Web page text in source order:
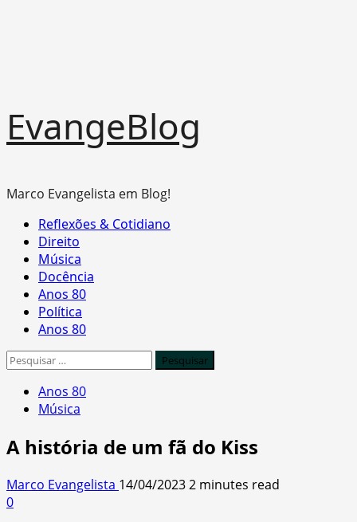
to
content
EvangeBlog
Marco Evangelista em Blog!
Primary
Menu
Reflexões & Cotidiano
Direito
Música
Docência
Anos 80
Política
Anos 80
Pesquisar
Anos 80
Música
A história de um fã do Kiss
Marco Evangelista 14/04/20232 minutes read
0